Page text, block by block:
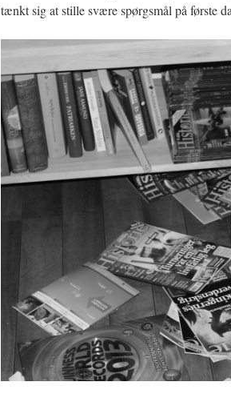
tænkt sig at stille svære spørgsmål på første